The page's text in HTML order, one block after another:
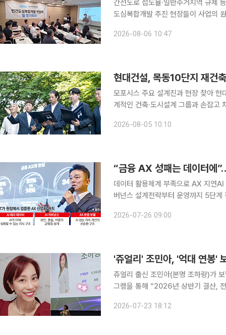
간선도로 접도율·일반주거지역 규제 등 현장 애로 해소
도심복합개발 추진 현장들이 사업의
2026-08-06 10:47
현대건설, 목동10단지 재건
모포시스 주요 설계진과 현장 찾아 현대건설이 서울 양천구 목동10단지 재건축 사업 수주를 위해 세
계적인 건축·도시설계 그룹과 손잡고 차별화된 설계안
한 특화 설계를 마련한다고 5일 밝혔
2026-08-05 10:10
“금융 AX 성패는 데이터에
데이터 활용체계 부족으로 AX 지연
버넌스 설계전략부터 운영까지 5단계 전
운영 모델이 꼽힌다. KT는 ‘AI 레디 데
2026-07-26 09:00
'쥬얼리' 조민아, '억대 연봉'
쥬얼리 출신 조민아(본명 조하랑)가 보험설계사로 승
그램을 통해 “2026년 상반기 결산,
2026-07-23 18:12